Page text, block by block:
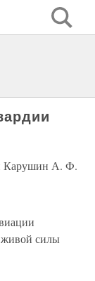
Карушин А. Ф.
живой силы